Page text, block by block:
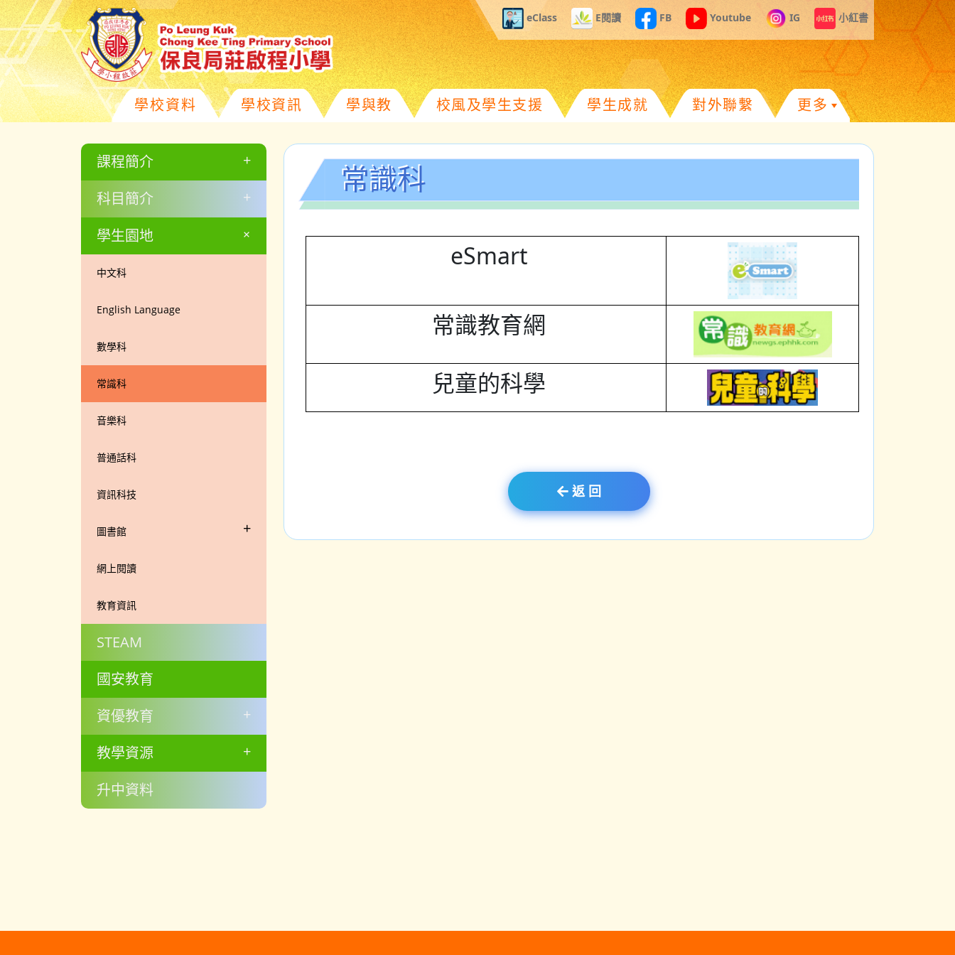
eClass E閱讀 FB Youtube IG 小紅書
學校資料 學校資訊 學與教 校風及學生支援 學生成就 對外聯繫 更多
課程簡介
+
科目簡介
+
學生園地
+
中文科
English Language
數學科
常識科
音樂科
普通話科
資訊科技
圖書館 +
網上閱讀
教育資訊
STEAM
國安教育
資優教育
+
教學資源
+
升中資料
常識科
eSmart
常識教育網
兒童的科學
返 回